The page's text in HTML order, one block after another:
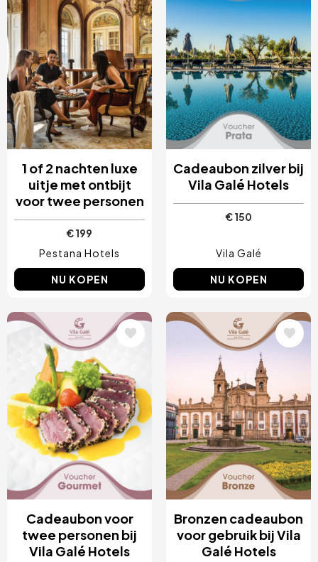
1 of 2 nachten luxe
uitje met ontbijt
voor twee personen
€ 199
Pestana Hotels
NU KOPEN
Cadeaubon zilver bij
Vila Galé Hotels
€ 150
Vila Galé
NU KOPEN
Afbeelding
Cadeaubon voor
twee personen bij
Vila Galé Hotels
Afbeelding
Bronzen cadeaubon
voor gebruik bij Vila
Galé Hotels